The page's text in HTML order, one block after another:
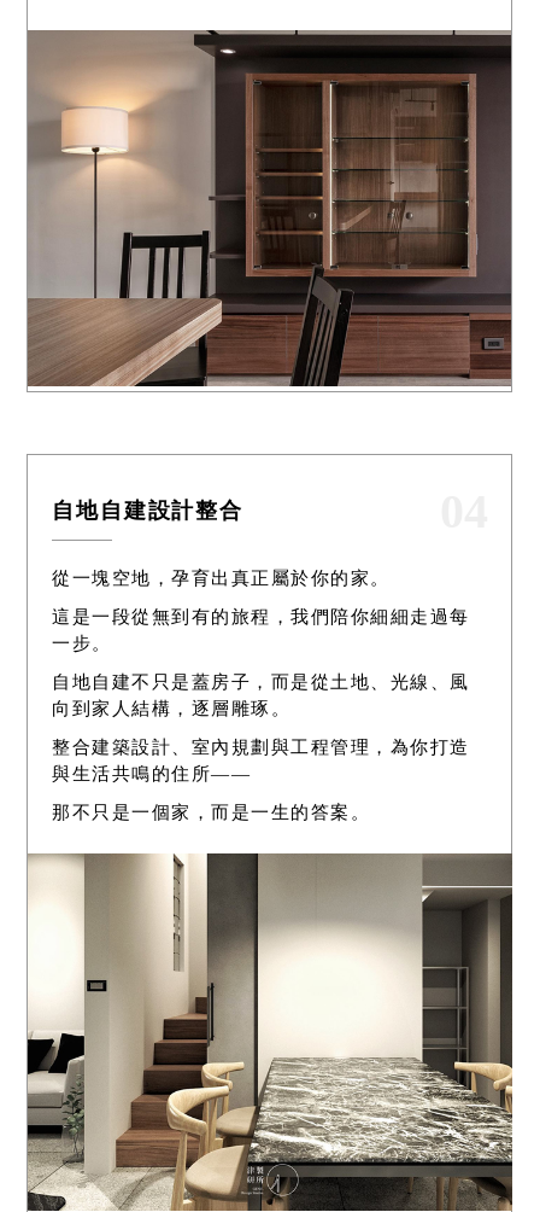
自地自建設計整合
從一塊空地，孕育出真正屬於你的家。
這是一段從無到有的旅程，我們陪你細細走過每
一步。
自地自建不只是蓋房子，而是從土地、光線、風
向到家人結構，逐層雕琢。
整合建築設計、室內規劃與工程管理，為你打造
與生活共鳴的住所——
那不只是一個家，而是一生的答案。